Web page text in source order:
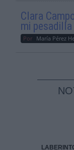
Clara
mi pesadilla
Por María Pérez